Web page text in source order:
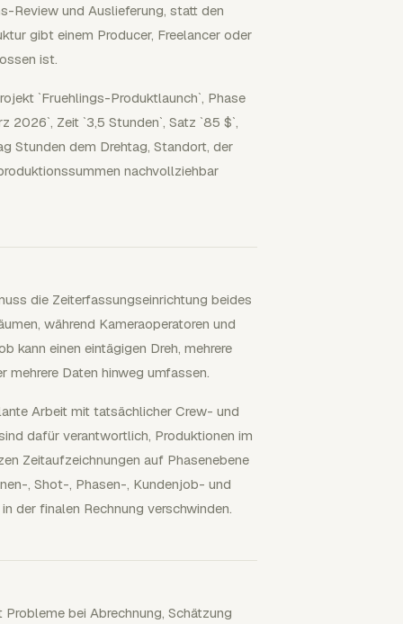
Review und Auslieferung, statt den
gibt einem Producer, Freelancer oder
ist.
`Fruehlings-Produktlaunch`, Phase
2026`, Zeit `3,5 Stunden`, Satz `85 $`,
Stunden dem Drehtag, Standort, der
nachvollziehbar
die Zeiterfassungseinrichtung beides
während Kameraoperatoren und
kann einen eintägigen Dreh, mehrere
Daten hinweg umfassen.
Arbeit mit tatsächlicher Crew- und
dafür verantwortlich, Produktionen im
Zeitaufzeichnungen auf Phasenebene
, Shot-, Phasen-, Kundenjob- und
der finalen Rechnung verschwinden.
bei Abrechnung, Schätzung